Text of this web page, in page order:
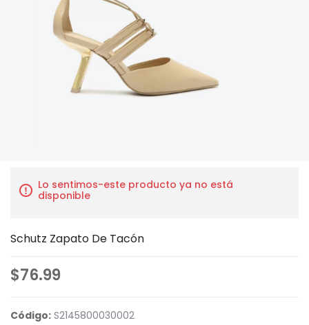
Lo sentimos-este producto ya no está
disponible
Schutz Zapato De Tacón
$76.99
Código: S2145800030002